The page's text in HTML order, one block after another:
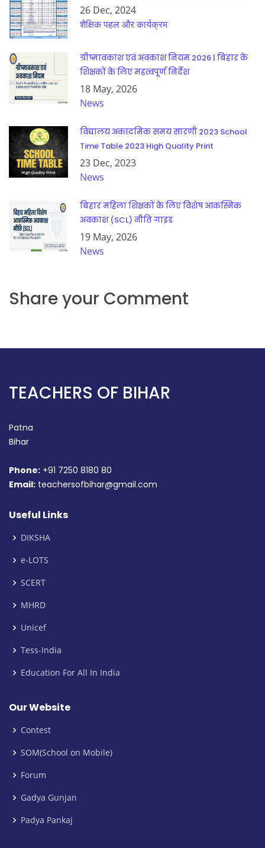
26 Dec, 2024
शैक्षिक पहल और कार्यक्रम
ग्रीष्मावकाश एवं अवकाश नियम 2026 | बिहार के
शिक्षकों के लिए महत्वपूर्ण निर्देश
18 May, 2026
News
विद्यालय अकादमिक समय सारणी 2023 School
Time Table 2023 High Quality Print
23 Dec, 2023
News
बिहार महिला शिक्षकों के लिए विशेष आकस्मिक
अवकाश (SCL) नीति गाइड
19 May, 2026
News
Share your Comment
TEACHERS OF BIHAR
Patna
Bihar
Phone: +91 7250 8180 80
Email: teachersofbihar@gmail.com
Useful Links
DIKSHA
e-LOTS
SCERT
MHRD
Unicef
Tess-India
Education For All In India
Our Website
Contest
SOM(School on Mobile)
Forum
Gadya Gunjan
Padya Pankaj